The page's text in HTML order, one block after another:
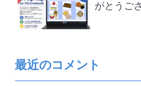
がとうご
最近のコメント